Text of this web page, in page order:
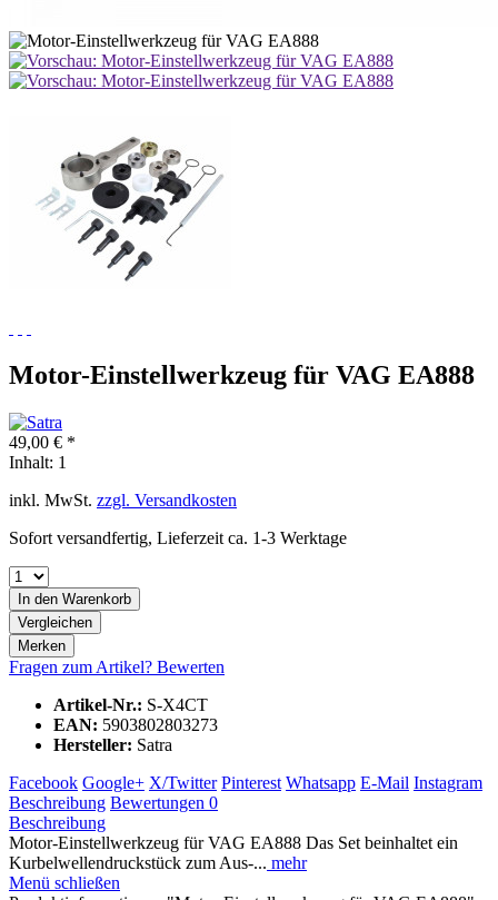
Motor-Einstellwerkzeug für VAG EA888
49,00 € *
Inhalt: 1
inkl. MwSt. zzgl. Versandkosten
Sofort versandfertig, Lieferzeit ca. 1-3 Werktage
In den Warenkorb
Vergleichen
Merken
Fragen zum Artikel? Bewerten
Artikel-Nr.: S-X4CT
EAN: 5903802803273
Hersteller: Satra
Facebook Google+ X/Twitter Pinterest Whatsapp E-Mail Instagram
Beschreibung Bewertungen 0
Beschreibung
Motor-Einstellwerkzeug für VAG EA888 Das Set beinhaltet ein
Kurbelwellendruckstück zum Aus-... mehr
Menü schließen